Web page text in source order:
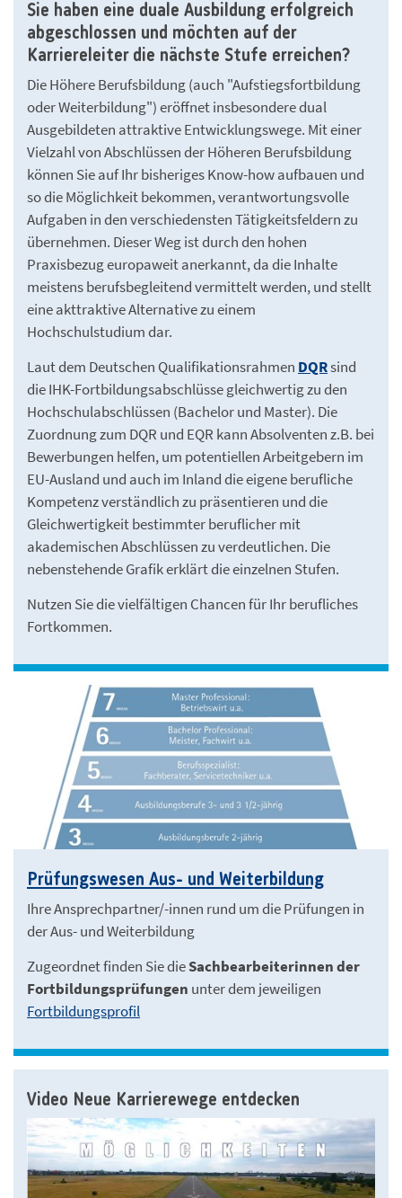
Sie haben eine duale Ausbildung erfolgreich
abgeschlossen und möchten auf der
Karriereleiter die nächste Stufe erreichen?
Die Höhere Berufsbildung (auch "Aufstiegsfortbildung
oder Weiterbildung") eröffnet insbesondere dual
Ausgebildeten attraktive Entwicklungswege. Mit einer
Vielzahl von Abschlüssen der Höheren Berufsbildung
können Sie auf Ihr bisheriges Know-how aufbauen und
so die Möglichkeit bekommen, verantwortungsvolle
Aufgaben in den verschiedensten Tätigkeitsfeldern zu
übernehmen. Dieser Weg ist durch den hohen
Praxisbezug europaweit anerkannt, da die Inhalte
meistens berufsbegleitend vermittelt werden, und stellt
eine akttraktive Alternative zu einem
Hochschulstudium dar.
Laut dem Deutschen Qualifikationsrahmen DQRsind
die IHK-Fortbildungsabschlüsse gleichwertig zu den
Hochschulabschlüssen (Bachelor und Master). Die
Zuordnung zum DQR und EQR kann Absolventen z.B. bei
Bewerbungen helfen, um potentiellen Arbeitgebern im
EU-Ausland und auch im Inland die eigene berufliche
Kompetenz verständlich zu präsentieren und die
Gleichwertigkeit bestimmter beruflicher mit
akademischen Abschlüssen zu verdeutlichen. Die
nebenstehende Grafik erklärt die einzelnen Stufen.
Nutzen Sie die vielfältigen Chancen für Ihr berufliches
Fortkommen.
Prüfungswesen Aus- und Weiterbildung
Ihre Ansprechpartner/-innen rund um die Prüfungen in
der Aus- und Weiterbildung
Zugeordnet finden Sie dieSachbearbeiterinnen der
Fortbildungsprüfungen unter dem jeweiligen
Fortbildungsprofil
Video Neue Karrierewege entdecken